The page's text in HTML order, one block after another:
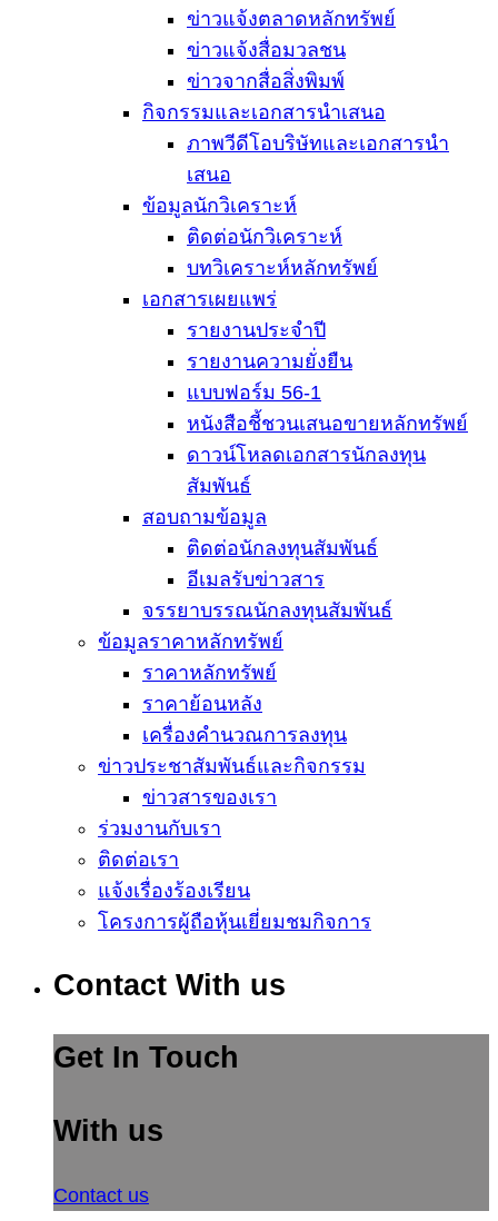
ข่าวแจ้งตลาดหลักทรัพย์
ข่าวแจ้งสื่อมวลชน
ข่าวจากสื่อสิ่งพิมพ์
กิจกรรมและเอกสารนำเสนอ
ภาพวีดีโอบริษัทและเอกสารนำ
เสนอ
ข้อมูลนักวิเคราะห์
ติดต่อนักวิเคราะห์
บทวิเคราะห์หลักทรัพย์
เอกสารเผยแพร่
รายงานประจำปี
รายงานความยั่งยืน
แบบฟอร์ม 56-1
หนังสือชี้ชวนเสนอขายหลักทรัพย์
ดาวน์โหลดเอกสารนักลงทุน
สัมพันธ์
สอบถามข้อมูล
ติดต่อนักลงทุนสัมพันธ์
อีเมลรับข่าวสาร
จรรยาบรรณนักลงทุนสัมพันธ์
ข้อมูลราคาหลักทรัพย์
ราคาหลักทรัพย์
ราคาย้อนหลัง
เครื่องคำนวณการลงทุน
ข่าวประชาสัมพันธ์และกิจกรรม
ข่าวสารของเรา
ร่วมงานกับเรา
ติดต่อเรา
แจ้งเรื่องร้องเรียน
โครงการผู้ถือหุ้นเยี่ยมชมกิจการ
Contact With us
Get In Touch
With us
Contact us